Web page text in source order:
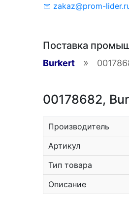
zakaz@prom-lider.ru
Поставка
Burkert »
00178682,
Производитель
Артикул
Тип товара
Описание